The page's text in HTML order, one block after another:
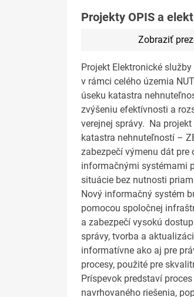
Projekty OPIS a
Zobraziť
Projekt Elektronické
v rámci celého územia
úseku katastra
zvýšeniu efektívnosti a
verejnej správy. Na
katastra nehnuteľností –
zabezpečí výmenu dát
informačnými systémami
situácie bez nutnosti
Nový informačný systém
pomocou spoločnej
a zabezpečí vysokú
správy, tvorba a
informatívne ako aj pre
procesy, použité pre
Príspevok predstaví
navrhovaného riešenia,